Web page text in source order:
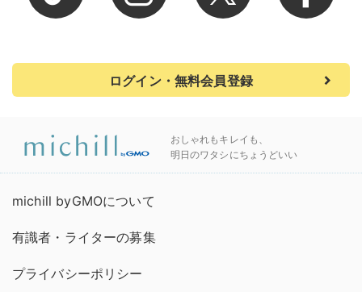
ログイン・無料会員登録
おしゃれもキレイも、
明日のワタシにちょうどいい
michill byGMOについて
有識者・ライターの募集
プライバシーポリシー